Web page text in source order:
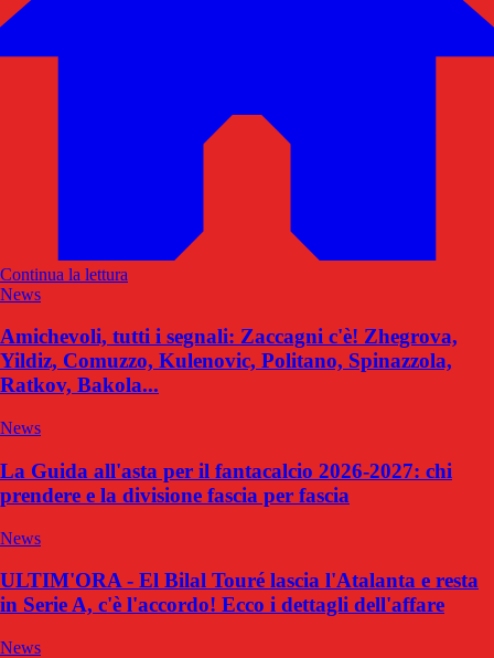
Continua la lettura
News
Amichevoli, tutti i segnali: Zaccagni c'è! Zhegrova,
Yildiz, Comuzzo, Kulenovic, Politano, Spinazzola,
Ratkov, Bakola...
News
La Guida all'asta per il fantacalcio 2026-2027: chi
prendere e la divisione fascia per fascia
News
ULTIM'ORA - El Bilal Touré lascia l'Atalanta e resta
in Serie A, c'è l'accordo! Ecco i dettagli dell'affare
News